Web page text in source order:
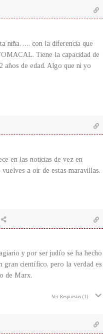
niña….. con la diferencia que
Tiene la capacidad de
años de edad. Algo que ni yo
en las noticias de vez en
a oir de estas maravillas.
y por ser judío se ha hecho
gran científico, pero la verdad es
de Marx.
Ver Respuestas (1)